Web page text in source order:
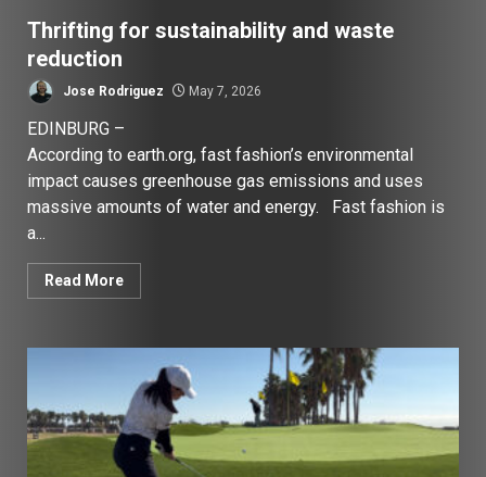
Thrifting for sustainability and waste
reduction
Jose Rodriguez May 7, 2026
EDINBURG –
According to earth.org, fast fashion’s environmental
impact causes greenhouse gas emissions and uses
massive amounts of water and energy. Fast fashion is
a...
Read More